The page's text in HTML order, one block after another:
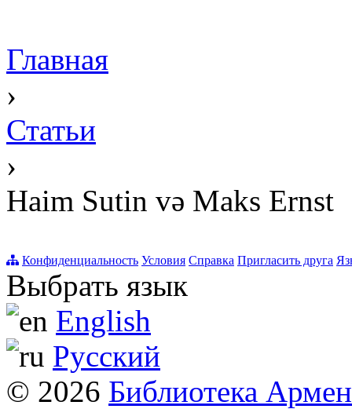
Главная
›
Статьи
›
Haim Sutin və Maks Ernst
Конфиденциальность Условия Справка Пригласить друга
Выбрать язык
English
Русский
© 2026 Библиотека